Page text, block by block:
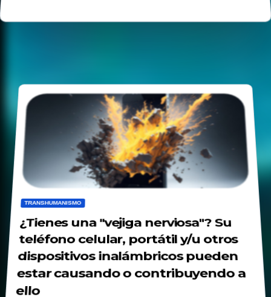
TRANSHUMANISMO
¿Tienes una "vejiga nerviosa"? Su
teléfono celular, portátil y/u otros
dispositivos inalámbricos pueden
estar causando o contribuyendo a
ello